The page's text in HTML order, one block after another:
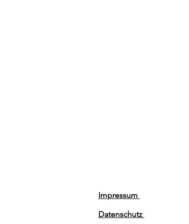
Impressum
Datenschutz